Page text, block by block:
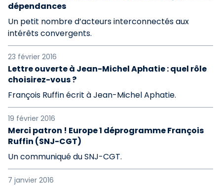
dépendances
Un petit nombre d’acteurs interconnectés aux
intérêts convergents.
23 février 2016
Lettre ouverte à Jean-Michel Aphatie : quel rôle
choisirez-vous ?
François Ruffin écrit à Jean-Michel Aphatie.
19 février 2016
Merci patron ! Europe 1 déprogramme François
Ruffin (SNJ-CGT)
Un communiqué du SNJ-CGT.
7 janvier 2016